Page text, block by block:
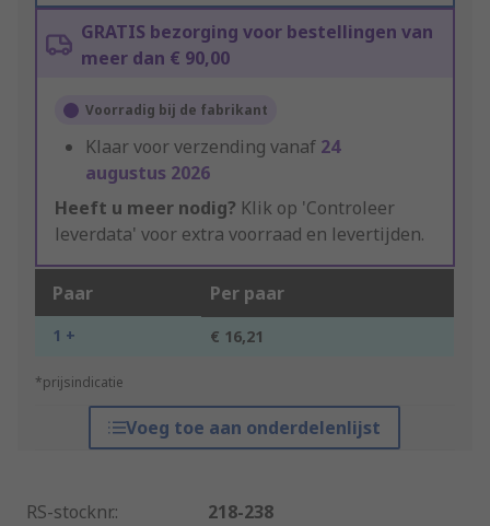
GRATIS bezorging voor bestellingen van
meer dan € 90,00
Voorradig bij de fabrikant
Klaar voor verzending vanaf 24
augustus 2026
Heeft u meer nodig? Klik op 'Controleer
leverdata' voor extra voorraad en levertijden.
Paar Per paar
1 + € 16,21
*prijsindicatie
Voeg toe aan onderdelenlijst
RS-stocknr.:
218-238